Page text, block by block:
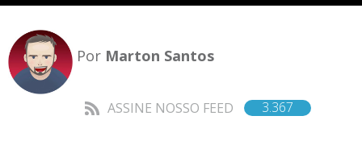
Por Marton Santos
ASSINE NOSSO FEED 3.367